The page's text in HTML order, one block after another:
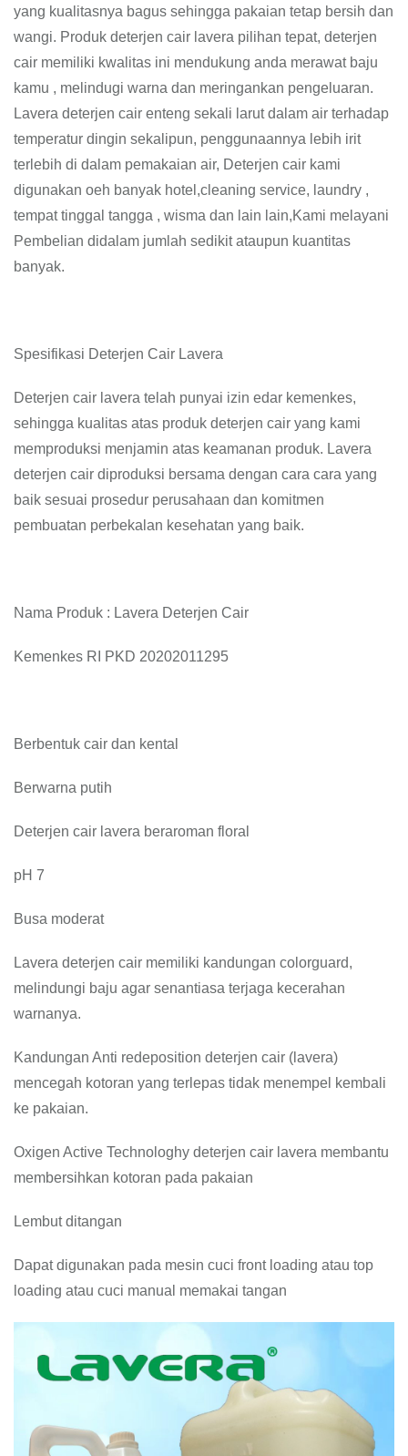
yang kualitasnya bagus sehingga pakaian tetap bersih dan
wangi. Produk deterjen cair lavera pilihan tepat, deterjen
cair memiliki kwalitas ini mendukung anda merawat baju
kamu , melindugi warna dan meringankan pengeluaran.
Lavera deterjen cair enteng sekali larut dalam air terhadap
temperatur dingin sekalipun, penggunaannya lebih irit
terlebih di dalam pemakaian air, Deterjen cair kami
digunakan oeh banyak hotel,cleaning service, laundry ,
tempat tinggal tangga , wisma dan lain lain,Kami melayani
Pembelian didalam jumlah sedikit ataupun kuantitas
banyak.
Spesifikasi Deterjen Cair Lavera
Deterjen cair lavera telah punyai izin edar kemenkes,
sehingga kualitas atas produk deterjen cair yang kami
memproduksi menjamin atas keamanan produk. Lavera
deterjen cair diproduksi bersama dengan cara cara yang
baik sesuai prosedur perusahaan dan komitmen
pembuatan perbekalan kesehatan yang baik.
Nama Produk : Lavera Deterjen Cair
Kemenkes RI PKD 20202011295
Berbentuk cair dan kental
Berwarna putih
Deterjen cair lavera beraroman floral
pH 7
Busa moderat
Lavera deterjen cair memiliki kandungan colorguard,
melindungi baju agar senantiasa terjaga kecerahan
warnanya.
Kandungan Anti redeposition deterjen cair (lavera)
mencegah kotoran yang terlepas tidak menempel kembali
ke pakaian.
Oxigen Active Technologhy deterjen cair lavera membantu
membersihkan kotoran pada pakaian
Lembut ditangan
Dapat digunakan pada mesin cuci front loading atau top
loading atau cuci manual memakai tangan